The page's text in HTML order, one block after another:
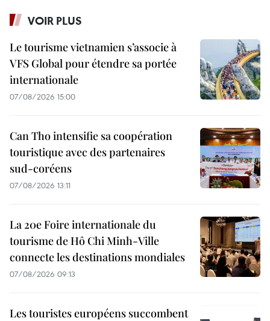
VOIR PLUS
Le tourisme vietnamien s’associe à
VFS Global pour étendre sa portée
internationale
07/08/2026 15:00
Can Tho intensifie sa coopération
touristique avec des partenaires
sud-coréens
07/08/2026 13:11
La 20e Foire internationale du
tourisme de Hô Chi Minh-Ville
connecte les destinations mondiales
07/08/2026 09:13
Les touristes européens succombent